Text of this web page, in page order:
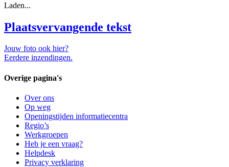
Laden...
Plaatsvervangende tekst
Jouw foto ook hier?
Eerdere inzendingen.
Overige pagina's
Over ons
Op weg
Openingstijden informatiecentra
Regio’s
Werkgroepen
Heb je een vraag?
Helpdesk
Privacy verklaring